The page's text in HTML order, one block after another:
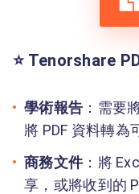
⭐ Tenorshare
學術報告 ：需要
將 PDF 資料轉為
商務文件：將
享，或將收到的